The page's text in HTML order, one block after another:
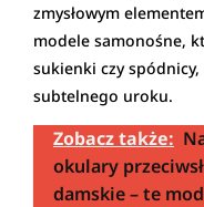
zmysłowym
modele samonośne,
sukienki czy
subtelnego uroku.
Zobacz także:
okulary
damskie – te